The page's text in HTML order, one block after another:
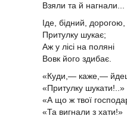
Взяли та й нагнали...
Іде, бідний, дорогою,
Притулку шукає;
Аж у лісі на поляні
Вовк його здибає.
«Куди,— каже,—
«Притулку шукати!..»
«А що ж твої
«Та вигнали з хати!»